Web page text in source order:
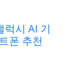
럭시 AI 기
폰 추천